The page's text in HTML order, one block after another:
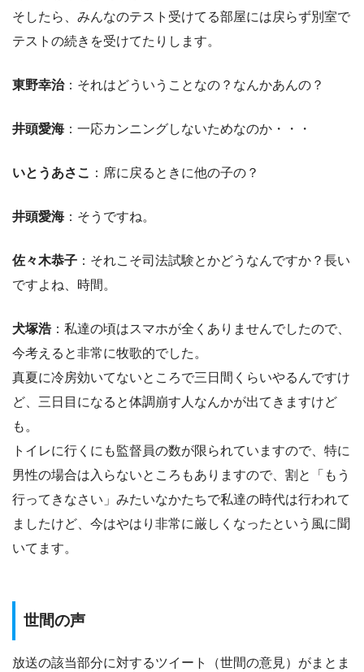
そしたら、みんなのテスト受けてる部屋には戻らず別室で
テストの続きを受けてたりします。
東野幸治：それはどういうことなの？なんかあんの？
井頭愛海 ：一応カンニングしないためなのか・・・
いとうあさこ ：席に戻るときに他の子の？
井頭愛海 ：そうですね。
佐々木恭子 ：それこそ司法試験とかどうなんですか？長い
ですよね、時間。
犬塚浩：私達の頃はスマホが全くありませんでしたので、
今考えると非常に牧歌的でした。
真夏に冷房効いてないところで三日間くらいやるんですけ
ど、三日目になると体調崩す人なんかが出てきますけど
も。
トイレに行くにも監督員の数が限られていますので、特に
男性の場合は入らないところもありますので、割と「もう
行ってきなさい」みたいなかたちで私達の時代は行われて
ましたけど、今はやはり非常に厳しくなったという風に聞
いてます。
世間の声
放送の該当部分に対するツイート（世間の意見）がまとま